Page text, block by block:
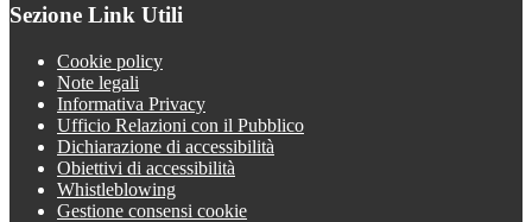
Sezione Link Utili
Cookie policy
Note legali
Informativa Privacy
Ufficio Relazioni con il Pubblico
Dichiarazione di accessibilità
Obiettivi di accessibilità
Whistleblowing
Gestione consensi cookie